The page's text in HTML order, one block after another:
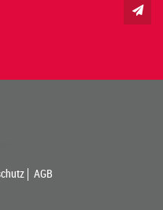
AGB